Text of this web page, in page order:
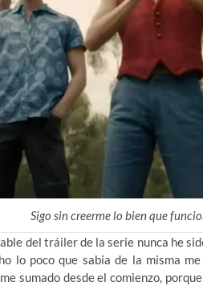
Sigo sin creerme lo bien que
del tráiler de la serie nunca he
lo poco que sabia de la misma
sumado desde el comienzo,